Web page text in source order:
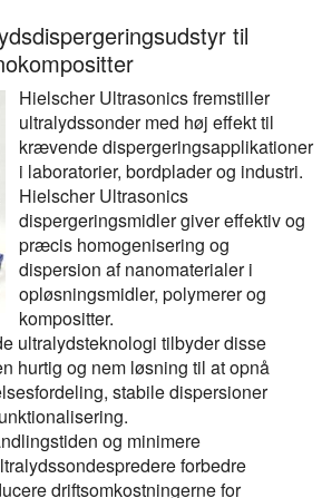
til
Hielscher Ultrasonics fremstiller
ultralydssonder med høj effekt til
krævende dispergeringsapplikationer
i laboratorier, bordplader og industri.
Hielscher Ultrasonics
dispergeringsmidler giver effektiv og
præcis homogenisering og
dispersion af nanomaterialer i
opløsningsmidler, polymerer og
kompositter.
ultralydsteknologi tilbyder disse
hurtig og nem løsning til at opnå
stabile dispersioner
og minimere
forbedre
driftsomkostningerne for